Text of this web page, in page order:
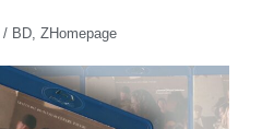
/ BD, ZHomepage